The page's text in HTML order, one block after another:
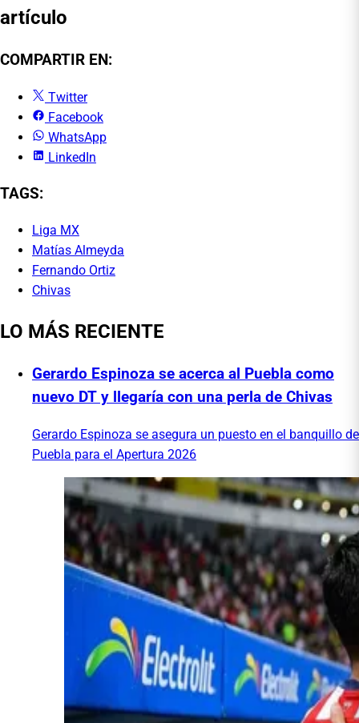
artículo
COMPARTIR EN:
Twitter
Facebook
WhatsApp
LinkedIn
TAGS:
Liga MX
Matías Almeyda
Fernando Ortiz
Chivas
LO MÁS RECIENTE
Gerardo Espinoza se acerca al Puebla como
nuevo DT y llegaría con una perla de Chivas
Gerardo Espinoza se asegura un puesto en el banquillo de
Puebla para el Apertura 2026